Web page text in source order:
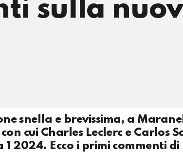
sulla
snella e brevissima, a
cui Charles Leclerc e Carlos
2024. Ecco i primi commenti